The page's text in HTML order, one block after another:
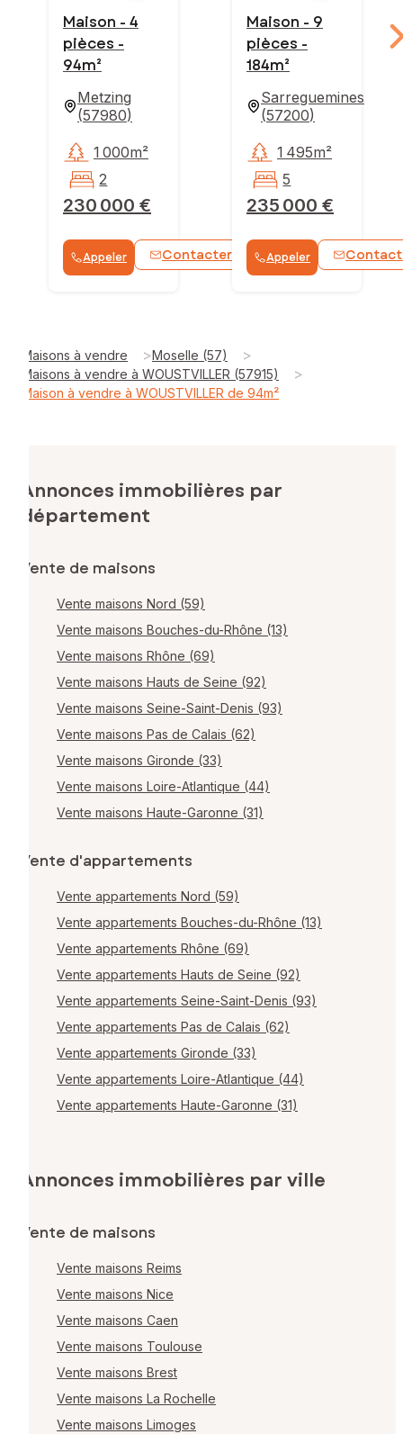
Maison - 4
pièces -
94m²
Metzing
(57980)
230 000 €
1 000m²
2
Appeler Contacter WhatsApp
Maison - 9
pièces -
184m²
Sarreguemines
(57200)
235 000 €
1 495m²
5
Appeler
Maisons à vendre >Moselle (57) >
Maisons à vendre à WOUSTVILLER (57915) >
Maison à vendre à WOUSTVILLER de 94m²
Annonces immobilières par
département
Vente de maisons
Vente maisons Nord (59)
Vente maisons Bouches-du-Rhône (13)
Vente maisons Rhône (69)
Vente maisons Hauts de Seine (92)
Vente maisons Seine-Saint-Denis (93)
Vente maisons Pas de Calais (62)
Vente maisons Gironde (33)
Vente maisons Loire-Atlantique (44)
Vente maisons Haute-Garonne (31)
Vente d'appartements
Vente appartements Nord (59)
Vente appartements Bouches-du-Rhône (13)
Vente appartements Rhône (69)
Vente appartements Hauts de Seine (92)
Vente appartements Seine-Saint-Denis (93)
Vente appartements Pas de Calais (62)
Vente appartements Gironde (33)
Vente appartements Loire-Atlantique (44)
Vente appartements Haute-Garonne (31)
Annonces immobilières par ville
Vente de maisons
Vente maisons Reims
Vente maisons Nice
Vente maisons Caen
Vente maisons Toulouse
Vente maisons Brest
Vente maisons La Rochelle
Vente maisons Limoges